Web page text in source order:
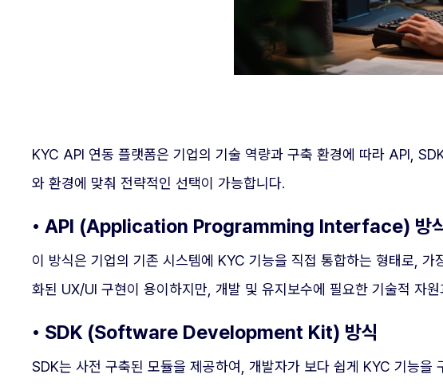
KYC API 연동 플랫폼은 기업의 기술 역량과 구축 환경에 따라 API,
와 환경에 맞춰 전략적인 선택이 가능합니다.
• API (Application Programming Interface) 방
이 방식은 기업의 기존 시스템에 KYC 기능을 직접 통합하는 형태로,
화된 UX/UI 구현이 용이하지만, 개발 및 유지보수에 필요한 기술적 자
• SDK (Software Development Kit) 방식
SDK는 사전 구축된 모듈을 제공하여, 개발자가 보다 쉽게 KYC 기능